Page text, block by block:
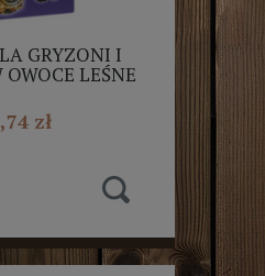
GRYZONI I
LEŚNE
zł